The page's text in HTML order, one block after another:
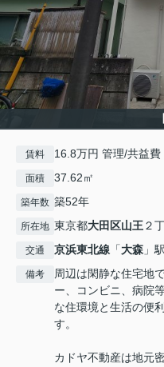
賃料 16.8万円 管理/共益費
面積 37.62㎡
築年数 築52年
所在地 東京都大田区山王２
交通 京浜東北線 「大森 」
備考
周辺は閑静な住宅地
ー、コンビニ、病院
な住環境と生活の便
す。
カドヤ不動産は地元